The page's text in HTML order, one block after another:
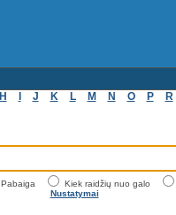
H J K L M N O P R
Pabaiga Kiek raidžių nuo galo
Nustatymai